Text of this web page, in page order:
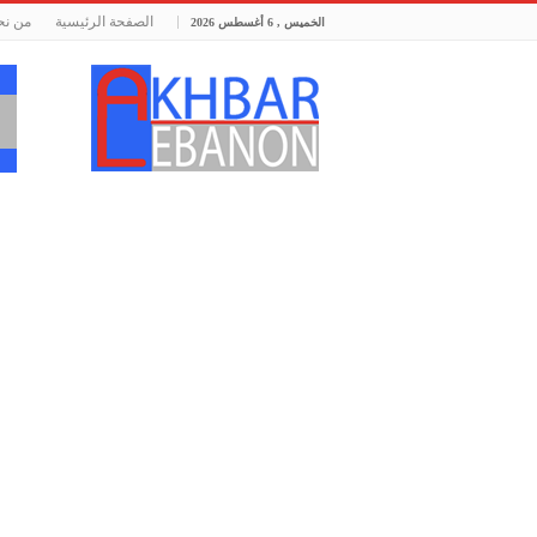
الخميس , 6 أغسطس 2026 الصفحة الرئيسية من